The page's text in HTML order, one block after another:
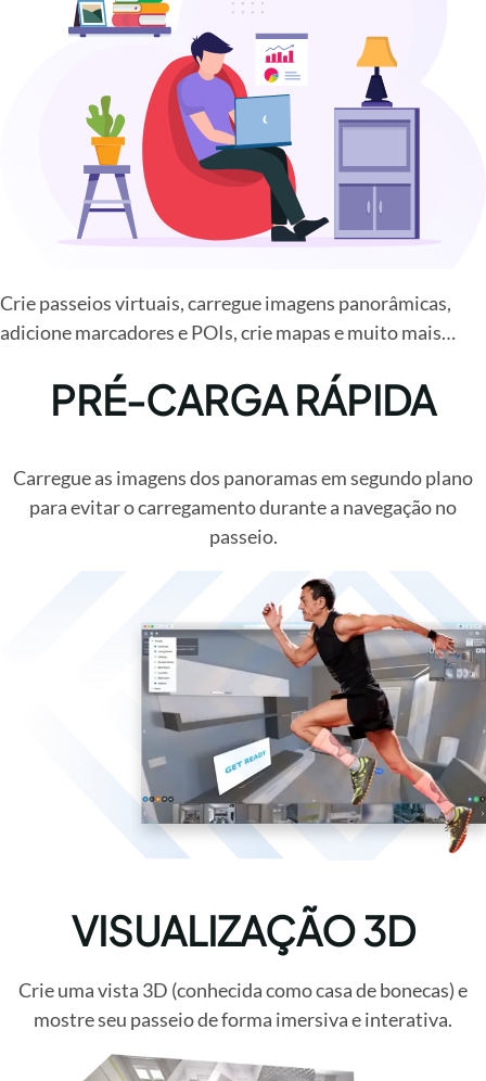
Crie passeios virtuais, carregue imagens panorâmicas,
adicione marcadores e POIs, crie mapas e muito mais…
PRÉ-CARGA RÁPIDA
Carregue as imagens dos panoramas em segundo plano
para evitar o carregamento durante a navegação no
passeio.
VISUALIZAÇÃO 3D
Crie uma vista 3D (conhecida como casa de bonecas) e
mostre seu passeio de forma imersiva e interativa.